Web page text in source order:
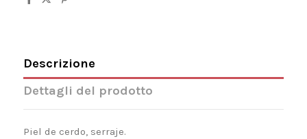
Descrizione
Dettagli del prodotto
Piel de cerdo, serraje.